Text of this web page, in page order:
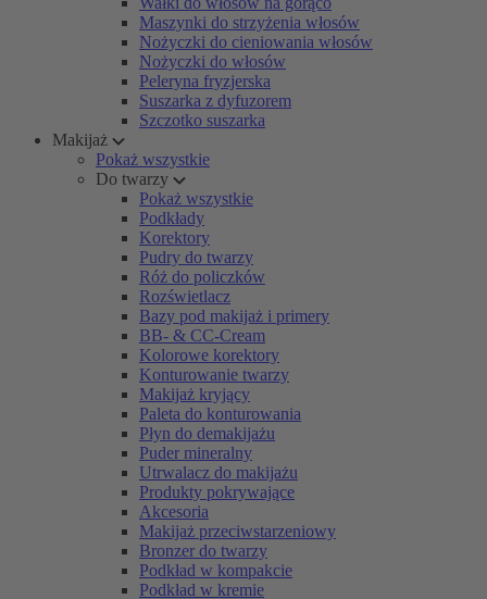
Maszynki do strzyżenia włosów
Nożyczki do cieniowania włosów
Nożyczki do włosów
Peleryna fryzjerska
Suszarka z dyfuzorem
Szczotko suszarka
Makijaż
Pokaż wszystkie
Do twarzy
Pokaż wszystkie
Podkłady
Korektory
Pudry do twarzy
Róż do policzków
Rozświetlacz
Bazy pod makijaż i primery
BB- & CC-Cream
Kolorowe korektory
Konturowanie twarzy
Makijaż kryjący
Paleta do konturowania
Płyn do demakijażu
Puder mineralny
Utrwalacz do makijażu
Produkty pokrywające
Akcesoria
Makijaż przeciwstarzeniowy
Bronzer do twarzy
Podkład w kompakcie
Podkład w kremie